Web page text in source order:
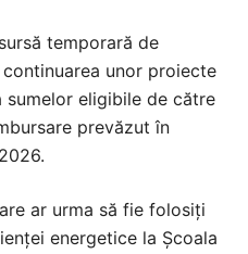
temporară de
unor proiecte
sumelor eligibile de către
prevăzut în
ar urma să fie folosiți
energetice la Școala